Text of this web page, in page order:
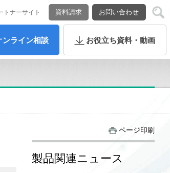
トナーサイト 資料請求 お問い合わせ
ンライン相談 お役立ち資料・動画
ページ印刷
製品関連ニュース